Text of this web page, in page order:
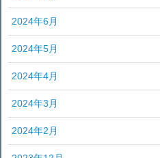
2024年6月
2024年5月
2024年4月
2024年3月
2024年2月